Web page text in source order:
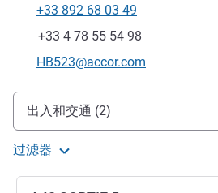
电话
+33 892 68 03 49
传真
+33 4 78 55 54 98
联系电子邮件
HB523@accor.com
抵达和交通
出入和交通 (2)
过滤器